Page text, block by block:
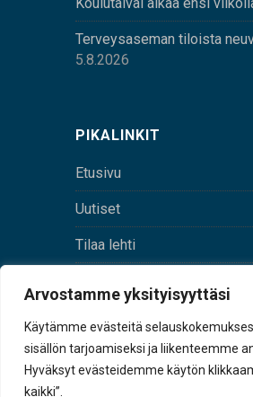
Arvostamme yksityisyyttäsi
Käytämme evästeitä
sisällön tarjoamiseksi ja liikenteemme
Hyväksyt evästeidemme käytön
kaikki”.
Koulutaival alkaa ensi
Terveysaseman tiloista
5.8.2026
PIKALINKIT
Etusivu
Uutiset
Tilaa lehti